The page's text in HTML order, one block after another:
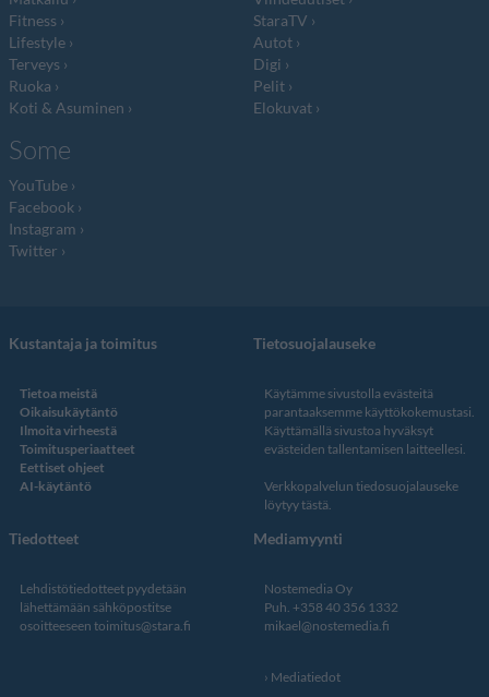
Fitness
Lifestyle
Terveys
Ruoka
Koti & Asuminen
StaraTV
Autot
Digi
Pelit
Elokuvat
Some
YouTube
Facebook
Instagram
Twitter
Kustantaja ja toimitus
Tietoa meistä
Oikaisukäytäntö
Ilmoita virheestä
Toimitusperiaatteet
Eettiset ohjeet
AI-käytäntö
Tietosuojalauseke
Käytämme sivustolla evästeitä
parantaaksemme käyttökokemustasi.
Käyttämällä sivustoa hyväksyt
evästeiden tallentamisen laitteellesi.
Verkkopalvelun tiedosuojalauseke
löytyy tästä
Tiedotteet
Lehdistötiedotteet pyydetään
lähettämään sähköpostitse
osoitteeseen toimitus@stara.fi
Mediamyynti
Nostemedia Oy
Puh. +358 40 356 1332
mikael@nostemedia.fi
Mediatiedot